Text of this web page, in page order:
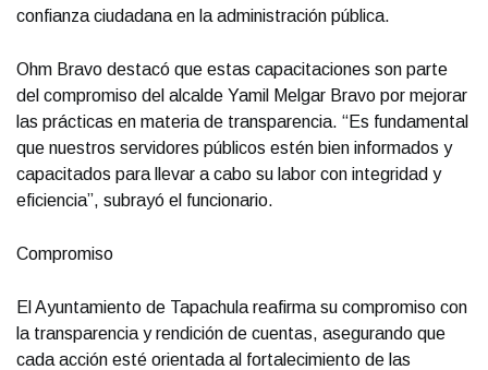
confianza ciudadana en la administración pública.
Ohm Bravo destacó que estas capacitaciones son parte
del compromiso del alcalde Yamil Melgar Bravo por mejorar
las prácticas en materia de transparencia. “Es fundamental
que nuestros servidores públicos estén bien informados y
capacitados para llevar a cabo su labor con integridad y
eficiencia”, subrayó el funcionario.
Compromiso
El Ayuntamiento de Tapachula reafirma su compromiso con
la transparencia y rendición de cuentas, asegurando que
cada acción esté orientada al fortalecimiento de las